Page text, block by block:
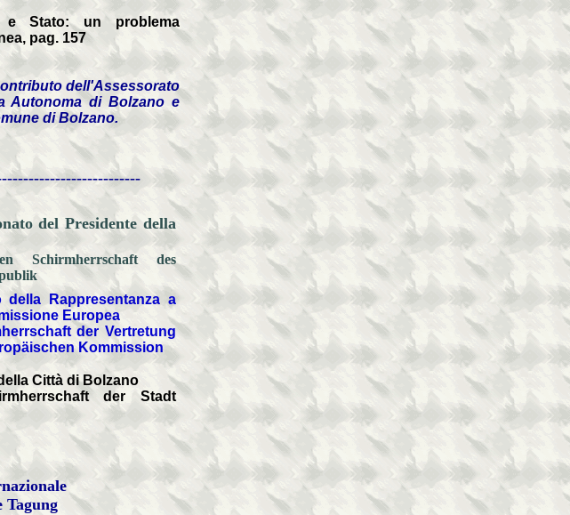
e Stato: un problema
pag. 157
dell'Assessorato
Autonoma di Bolzano e
di Bolzano.
del Presidente della
Schirmherrschaft des
Rappresentanza a
Europea
der Vertretung
Kommission
Città di Bolzano
der Stadt
Tagung